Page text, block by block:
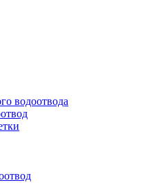
водоотвода